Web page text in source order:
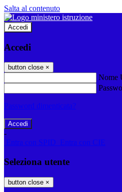
Salta al contenuto
Accedi
Accedi
button close ×
Nome
Password dimenticata?
-
Entra con SPID
Entra con CIE
Seleziona utente
button close ×